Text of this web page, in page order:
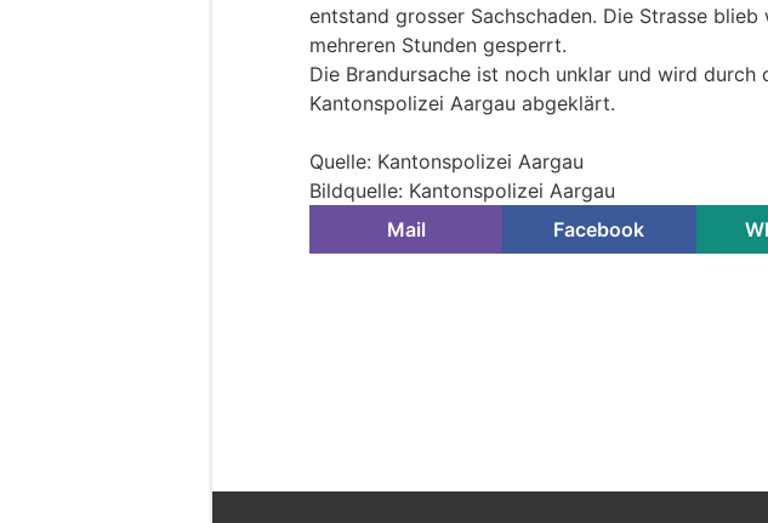
entstand grosser Sachschaden. Die Strasse blieb
mehreren Stunden gesperrt.
Die Brandursache ist noch unklar und wird durch
Kantonspolizei Aargau abgeklärt.
Quelle: Kantonspolizei Aargau
Bildquelle: Kantonspolizei Aargau
Mail
Facebook